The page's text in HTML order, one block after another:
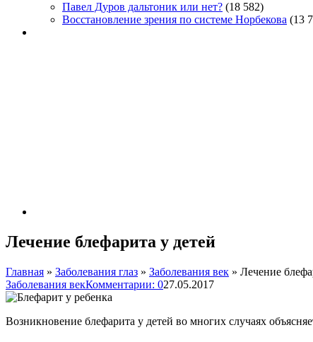
Павел Дуров дальтоник или нет? (18 582)
Восстановление зрения по системе Норбекова (13
Лечение блефарита у детей
Главная » Заболевания глаз » Заболевания век » Лечение
Заболевания векКомментарии: 027.05.2017
Возникновение блефарита у детей во многих случаях